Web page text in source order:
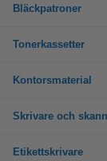
Bläckpatroner
Tonerkassetter
Kontorsmaterial
Skrivare och
Etikettskrivare